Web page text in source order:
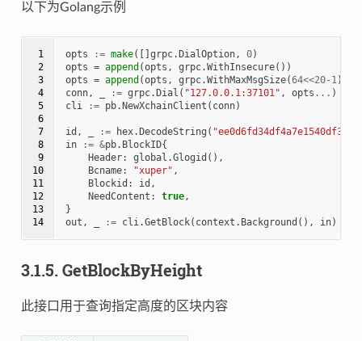
以下为Golang示例
1
2
3
4
5
6
7
8
9
10
11
12
13
14
opts := make([] grpc. DialOption, 0)
opts = append (opts , grpc.WithInsecure())
opts = append (opts , grpc.WithMaxMsgSize(64<<20- 1))
conn, := grpc. Dial ( "127.0.0.1:37101" , opts ... )
cli
:= pb. NewXchainClient ( conn)
id , := hex. DecodeString (
in
:= &pb. BlockID{
Header: global .Glogid (),
Bcname: "xuper" ,
Blockid : id ,
NeedContent : true,
}
out , := cli.GetBlock( context . Background (), in)
3.1.5. GetBlockByHeight
此接口用于查询指定高度的区块内容